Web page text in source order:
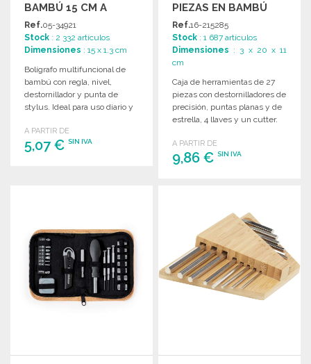
BAMBÚ 15 CM A
PRECIOS DE
MAYORISTA
Ref.05-34921
Stock : 2 332 artículos
Dimensiones : 15 x 1.3 cm
Bolígrafo multifuncional de
bambú con regla, nivel,
destornillador y punta de
stylus. Ideal para uso diario y
A PARTIR DE
5,07 € SIN IVA
PIEZAS EN BAMBÚ
Ref.16-215285
Stock : 1 687 artículos
Dimensiones : 3 x 20 x 11
cm
Caja de herramientas de 27
piezas con destornilladores de
precisión, puntas planas y de
estrella, 4 llaves y un cutter.
A PARTIR DE
9,86 €SIN IVA